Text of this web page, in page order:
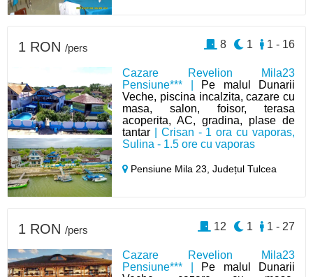
Cazare Revelion Mila23
Pensiune*** |
Pe malul Dunarii
Veche, piscina incalzita, cazare cu
masa, salon, foisor, terasa
acoperita, AC, gradina, plase de
tantar | Crisan - 1 ora cu vaporas,
Sulina - 1.5 ore cu vaporas
Pensiune Mila 23,Județul Tulcea
1 RON /pers 1 - 16
1
8
Cazare Revelion Mila23
Pensiune*** |
Pe malul Dunarii
1 RON /pers 1 - 27
1
12